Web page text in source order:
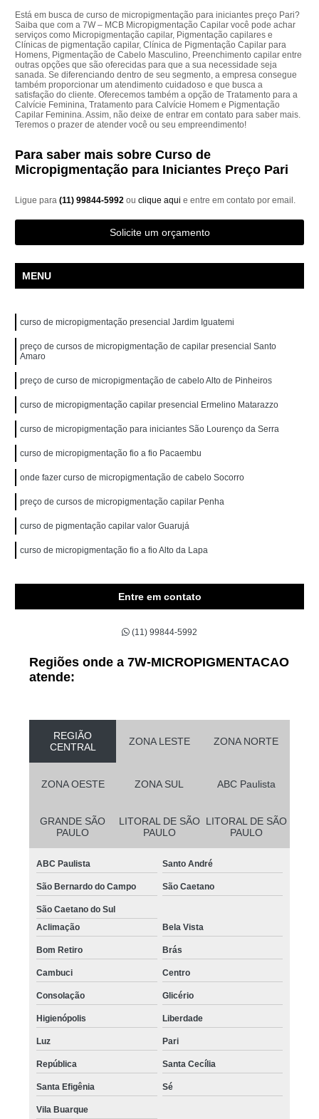
Está em busca de curso de micropigmentação para iniciantes preço Pari?
Saiba que com a 7W – MCB Micropigmentação Capilar você pode achar
serviços como Micropigmentação capilar, Pigmentação capilares e
Clínicas de pigmentação capilar, Clínica de Pigmentação Capilar para
Homens, Pigmentação de Cabelo Masculino, Preenchimento capilar entre
outras opções que são oferecidas para que a sua necessidade seja
sanada. Se diferenciando dentro de seu segmento, a empresa consegue
também proporcionar um atendimento cuidadoso e que busca a
satisfação do cliente. Oferecemos também a opção de Tratamento para a
Calvície Feminina, Tratamento para Calvície Homem e Pigmentação
Capilar Feminina. Assim, não deixe de entrar em contato para saber mais.
Teremos o prazer de atender você ou seu empreendimento!
Para saber mais sobre Curso de
Micropigmentação para Iniciantes Preço Pari
Ligue para(11) 99844-5992ouclique aqui e entre em contato por email.
Solicite um orçamento
MENU
curso de micropigmentação presencial Jardim Iguatemi
preço de cursos de micropigmentação de capilar presencial Santo
Amaro
preço de curso de micropigmentação de cabelo Alto de Pinheiros
curso de micropigmentação capilar presencial Ermelino Matarazzo
curso de micropigmentação para iniciantes São Lourenço da Serra
curso de micropigmentação fio a fio Pacaembu
onde fazer curso de micropigmentação de cabelo Socorro
preço de cursos de micropigmentação capilar Penha
curso de pigmentação capilar valor Guarujá
curso de micropigmentação fio a fio Alto da Lapa
Entre em contato
(11) 99844-5992
Regiões onde a 7W-MICROPIGMENTACAO
atende:
REGIÃO
CENTRAL
ZONA LESTE ZONA NORTE
ZONA OESTE ZONA SUL ABC Paulista
GRANDE SÃO
PAULO
LITORAL DE SÃO
PAULO
LITORAL DE SÃO
PAULO
ABC Paulista Santo André
São Bernardo do Campo São Caetano
São Caetano do Sul
Aclimação
Bela Vista
Bom Retiro Brás
Cambuci Centro
Consolação Glicério
Higienópolis Liberdade
Luz Pari
República Santa Cecília
Santa Efigênia Sé
Vila Buarque